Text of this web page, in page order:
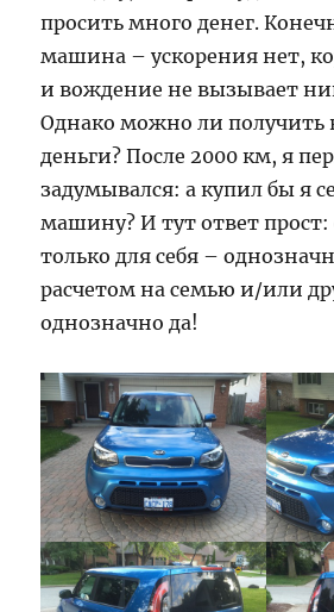
просить много денег.
машина – ускорения нет,
и вождение не вызывает
Однако можно ли получить
деньги? После 2000 км, я
задумывался: а купил бы я
машину? И тут ответ прост:
только для себя –
расчетом на семью и/или
однозначно да!